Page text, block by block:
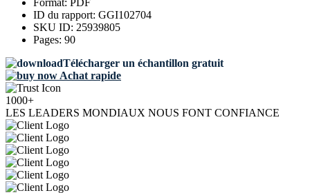
Format: PDF
ID du rapport: GGI102704
SKU ID: 25939805
Pages: 90
Télécharger un échantillon gratuit
Achat rapide
1000+
LES LEADERS MONDIAUX NOUS FONT CONFIANCE